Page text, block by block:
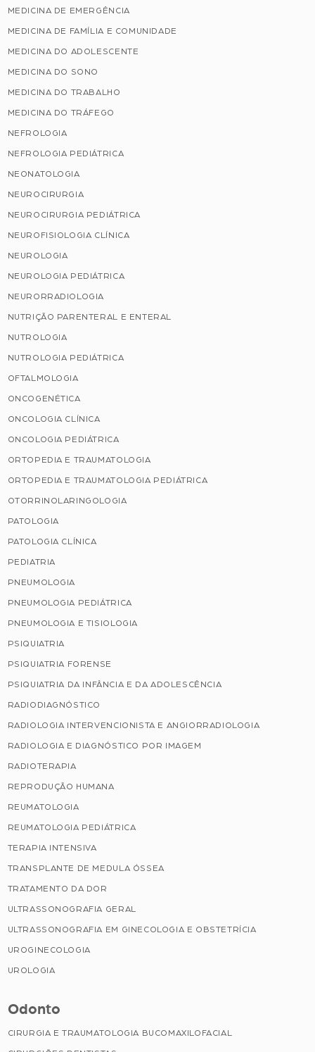
MEDICINA DE EMERGÊNCIA
MEDICINA DE FAMÍLIA E COMUNIDADE
MEDICINA DO ADOLESCENTE
MEDICINA DO SONO
MEDICINA DO TRABALHO
MEDICINA DO TRÁFEGO
NEFROLOGIA
NEFROLOGIA PEDIÁTRICA
NEONATOLOGIA
NEUROCIRURGIA
NEUROCIRURGIA PEDIÁTRICA
NEUROFISIOLOGIA CLÍNICA
NEUROLOGIA
NEUROLOGIA PEDIÁTRICA
NEURORRADIOLOGIA
NUTRIÇÃO PARENTERAL E ENTERAL
NUTROLOGIA
NUTROLOGIA PEDIÁTRICA
OFTALMOLOGIA
ONCOGENÉTICA
ONCOLOGIA CLÍNICA
ONCOLOGIA PEDIÁTRICA
ORTOPEDIA E TRAUMATOLOGIA
ORTOPEDIA E TRAUMATOLOGIA PEDIÁTRICA
OTORRINOLARINGOLOGIA
PATOLOGIA
PATOLOGIA CLÍNICA
PEDIATRIA
PNEUMOLOGIA
PNEUMOLOGIA PEDIÁTRICA
PNEUMOLOGIA E TISIOLOGIA
PSIQUIATRIA
PSIQUIATRIA FORENSE
PSIQUIATRIA DA INFÂNCIA E DA ADOLESCÊNCIA
RADIODIAGNÓSTICO
RADIOLOGIA INTERVENCIONISTA E ANGIORRADIOLOGIA
RADIOLOGIA E DIAGNÓSTICO POR IMAGEM
RADIOTERAPIA
REPRODUÇÃO HUMANA
REUMATOLOGIA
REUMATOLOGIA PEDIÁTRICA
TERAPIA INTENSIVA
TRANSPLANTE DE MEDULA ÓSSEA
TRATAMENTO DA DOR
ULTRASSONOGRAFIA GERAL
ULTRASSONOGRAFIA EM GINECOLOGIA E OBSTETRÍCIA
UROGINECOLOGIA
UROLOGIA
Odonto
CIRURGIA E TRAUMATOLOGIA BUCOMAXILOFACIAL